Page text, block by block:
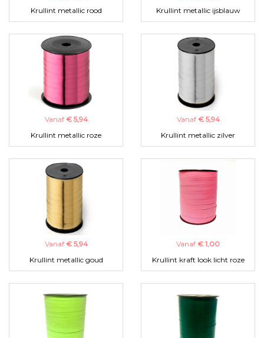
Krullint metallic rood
Krullint metallic ijsblauw
Vanaf € 5,94
Krullint metallic roze
Vanaf € 5,94
Krullint metallic zilver
Vanaf € 5,94
Krullint metallic goud
Vanaf € 1,00
Krullint kraft look licht roze